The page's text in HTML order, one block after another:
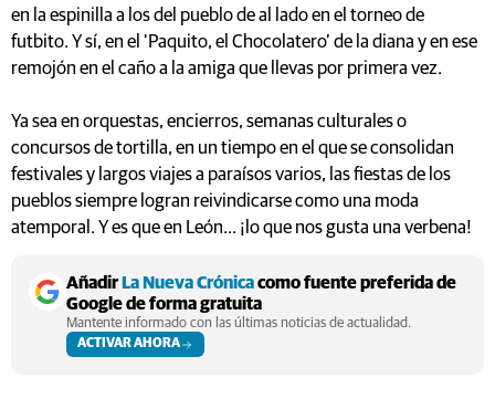
en la espinilla a los del pueblo de al lado en el torneo de
futbito. Y sí, en el ‘Paquito, el Chocolatero’ de la diana y en ese
remojón en el caño a la amiga que llevas por primera vez.
Ya sea en orquestas, encierros, semanas culturales o
concursos de tortilla, en un tiempo en el que se consolidan
festivales y largos viajes a paraísos varios, las fiestas de los
pueblos siempre logran reivindicarse como una moda
atemporal. Y es que en León... ¡lo que nos gusta una verbena!
Añadir La Nueva Crónicacomo fuente preferida de
Google de forma gratuita
Mantente informado con las últimas noticias de actualidad.
ACTIVAR AHORA